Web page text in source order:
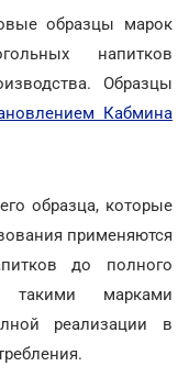
образцы марок
напитков
Образцы
Кабмина
образца, которые
применяются
до полного
такими марками
реализации в